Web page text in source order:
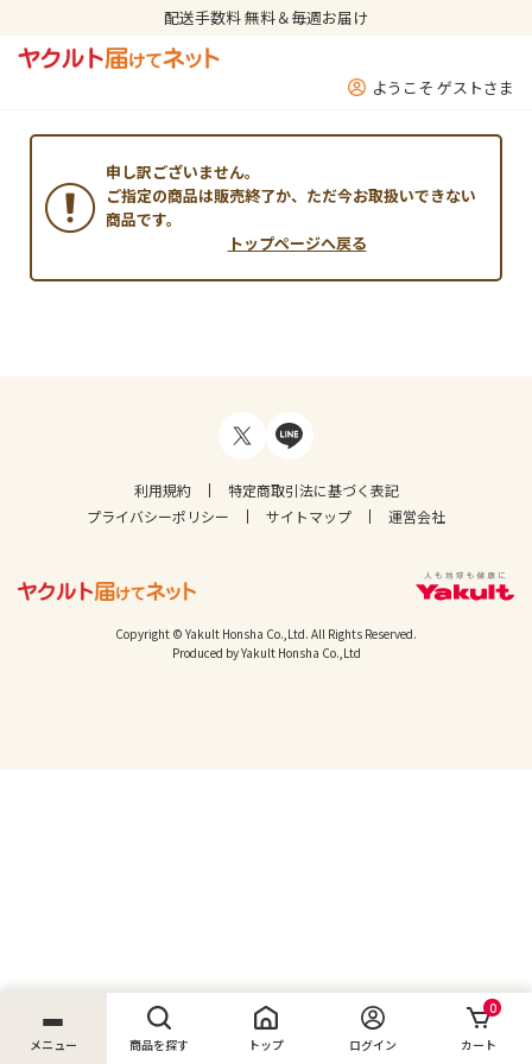
配送手数料 無料＆毎週お届け
ようこそ ゲストさま
メニュー 商品を探す トップ ログイン
0
カート
申し訳ございません。
ご指定の商品は販売終了か、ただ今お取扱いできない
商品です。
トップページへ戻る
利用規約
特定商取引法に基づく表記
プライバシーポリシー
サイトマップ 運営会社
Copyright © Yakult Honsha Co.,Ltd. All Rights Reserved.
Produced by Yakult Honsha Co.,Ltd